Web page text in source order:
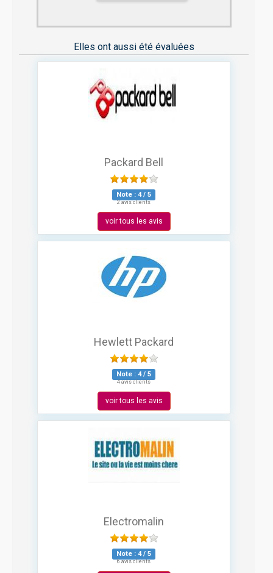
Elles ont aussi été évaluées
Packard Bell
Note : 4/ 5
2 avis clients
voir tous les avis
Hewlett Packard
Note : 4/ 5
4 avis clients
voir tous les avis
Electromalin
Note : 4/ 5
6 avis clients